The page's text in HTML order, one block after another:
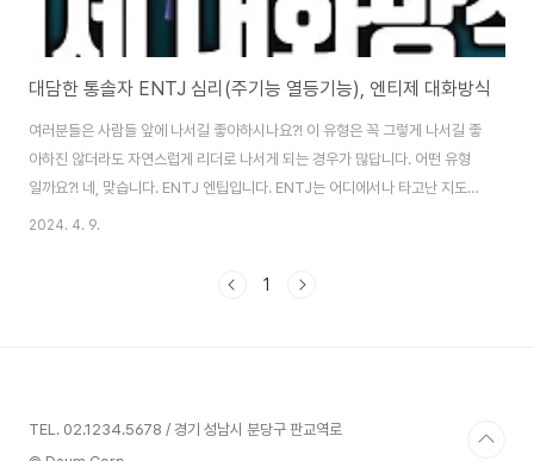
대담한 통솔자 ENTJ 심리(주기능 열등기능), 엔티제 대화방식
여러분들은 사람들 앞에 나서길 좋아하시나요?! 이 유형은 꼭 그렇게 나서길 좋
아하진 않더라도 자연스럽게 리더로 나서게 되는 경우가 많답니다. 어떤 유형
일까요?! 네, 맞습니다. ENTJ 엔팁입니다. ENTJ는 어디에서나 타고난 지도자
로서의 몫을 다하는 대담한 통솔자 유형이죠. 어떻게 그렇게 행동하는지 심리
있는데요. 이 태도지표와 기능지표가 어우러진 16가지 성격유형이 나오면 유
2024. 4. 9.
1
TEL. 02.1234.5678 / 경기 성남시 분당구 판교역로